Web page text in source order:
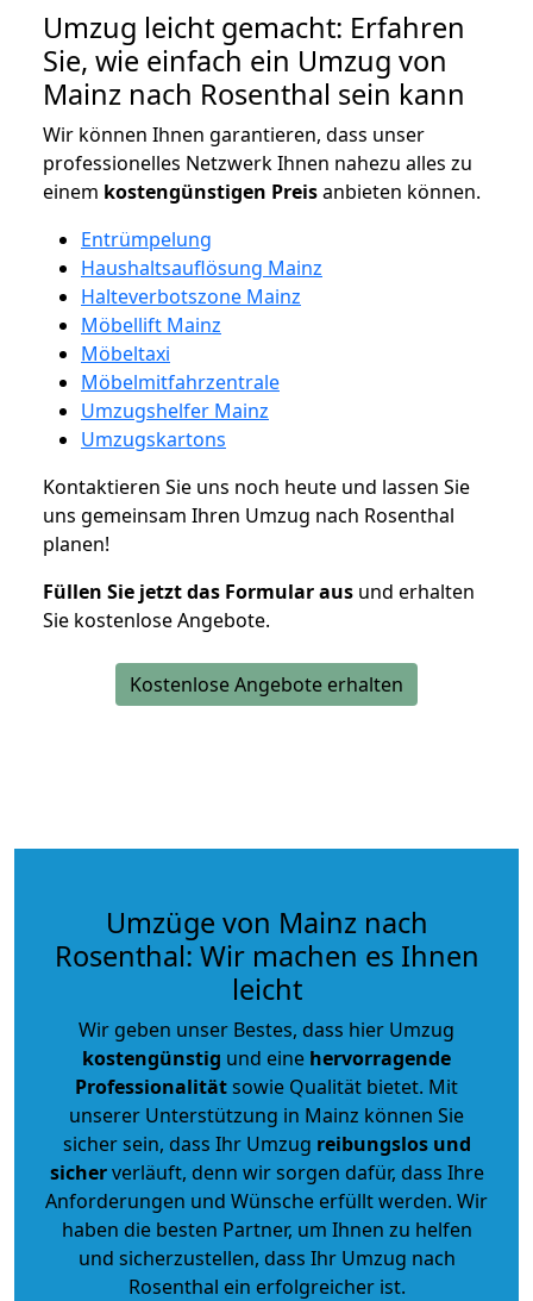
Umzug leicht gemacht: Erfahren
Sie, wie einfach ein Umzug von
Mainz nach Rosenthal sein kann
Wir können Ihnen garantieren, dass unser
professionelles Netzwerk Ihnen nahezu alles zu
einem kostengünstigen Preisanbieten können.
Entrümpelung
Haushaltsauflösung Mainz
Halteverbotszone Mainz
Möbellift Mainz
Möbeltaxi
Möbelmitfahrzentrale
Umzugshelfer Mainz
Umzugskartons
Kontaktieren Sie uns noch heute und lassen Sie
uns gemeinsam Ihren Umzug nach Rosenthal
planen!
Füllen Sie jetzt das Formular aus und erhalten
Sie kostenlose Angebote.
Kostenlose Angebote erhalten
Umzüge von Mainz nach
Rosenthal: Wir machen es Ihnen
leicht
Wir geben unser Bestes, dass hier Umzug
kostengünstig und eine hervorragende
Professionalitätsowie Qualität bietet. Mit
unserer Unterstützung in Mainz können Sie
sicher sein, dass Ihr Umzug reibungslos und
sicherverläuft, denn wir sorgen dafür, dass Ihre
Anforderungen und Wünsche erfüllt werden. Wir
haben die besten Partner, um Ihnen zu helfen
und sicherzustellen, dass Ihr Umzug nach
Rosenthal ein erfolgreicher ist.